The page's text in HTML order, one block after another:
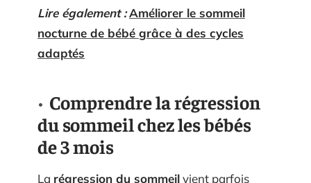
Lire également :Améliorer le sommeil
nocturne de bébé grâce à des cycles
adaptés
Comprendre la régression
du sommeil chez les bébés
de 3 mois
La régression du sommeilvient parfois